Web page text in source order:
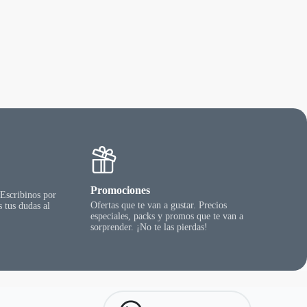
t
1
0
,
por
dudas al
Promociones
Ofertas que te van a gustar. Precios
especiales, packs y promos que te van a
sorprender. ¡No te las pierdas!